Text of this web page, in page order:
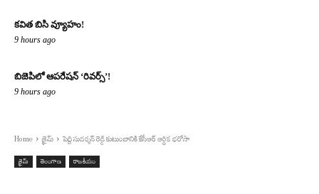
కవిత బిసి వ్యూహం!
9 hours ago
బిజెపిలో ఆపరేషన్ ‘రివర్స్’!
9 hours ago